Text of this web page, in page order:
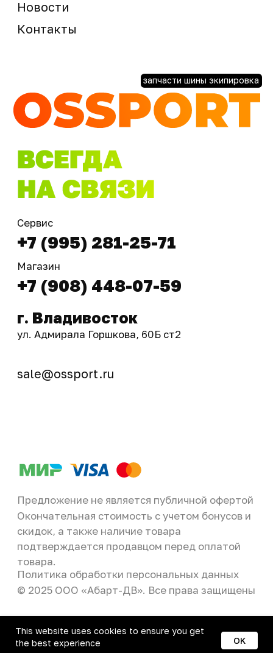
This website uses cookies to ensure you get
the best experience
OK